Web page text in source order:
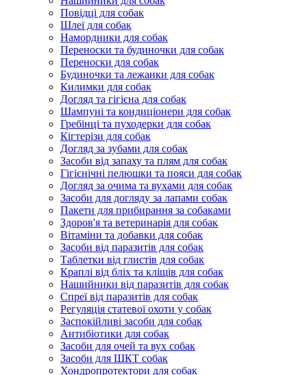
Повідці для собак
Шлеї для собак
Намордники для собак
Переноски та будиночки для собак
Переноски для собак
Будиночки та лежанки для собак
Килимки для собак
Догляд та гігієна для собак
Шампуні та кондиціонери для собак
Гребінці та пуходерки для собак
Кігтерізи для собак
Догляд за зубами для собак
Засоби від запаху та плям для собак
Гігієнічні пелюшки та пояси для собак
Догляд за очима та вухами для собак
Засоби для догляду за лапами собак
Пакети для прибирання за собаками
Здоров'я та ветеринарія для собак
Вітаміни та добавки для собак
Засоби від паразитів для собак
Таблетки від глистів для собак
Краплі від бліх та кліщів для собак
Нашийники від паразитів для собак
Спреї від паразитів для собак
Регуляція статевої охоти у собак
Заспокійливі засоби для собак
Антибіотики для собак
Засоби для очей та вух собак
Засоби для ШКТ собак
Хондропротектори для собак